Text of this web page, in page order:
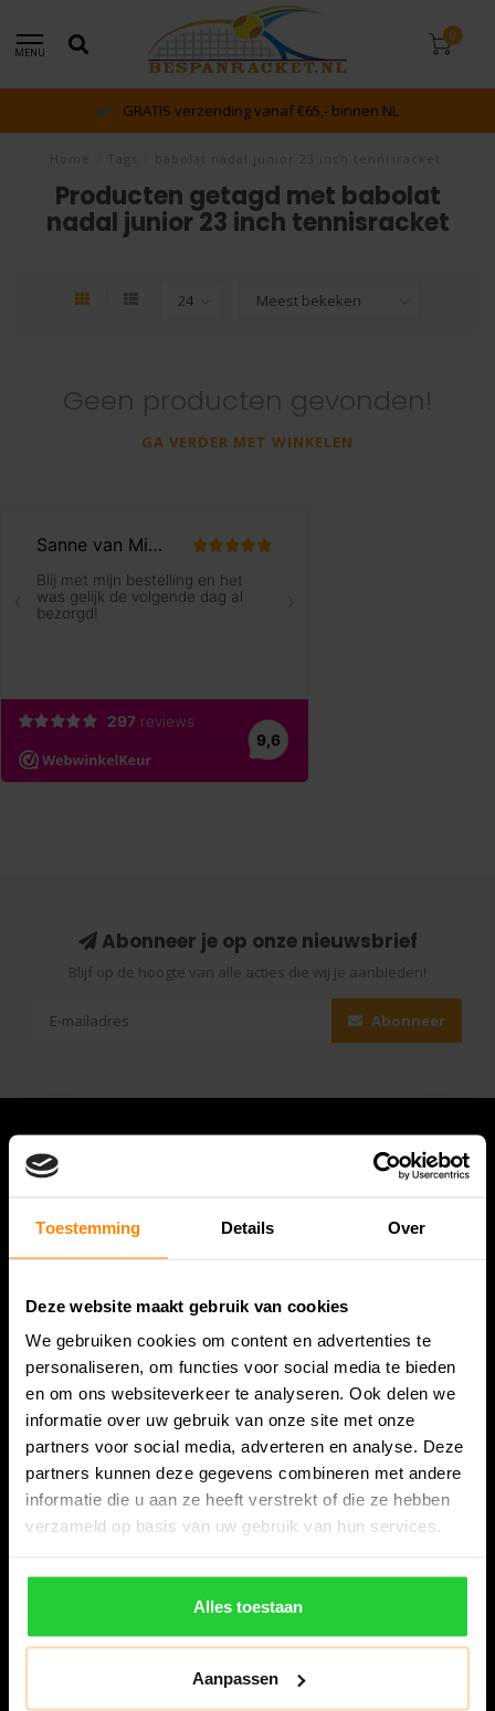
Toestemming Details Over
Deze website maakt gebruik van cookies
We gebruiken cookies om content en advertenties te
personaliseren, om functies voor social media te bieden
en om ons websiteverkeer te analyseren. Ook delen we
informatie over uw gebruik van onze site met onze
partners voor social media, adverteren en analyse. Deze
partners kunnen deze gegevens combineren met andere
informatie die u aan ze heeft verstrekt of die ze hebben
verzameld op basis van uw gebruik van hun services.
Alles toestaan
Aanpassen
MENU
0
GRATIS verzending vanaf €65,- binnen NL
Producten getagd met babolat
nadal junior 23 inch tennisracket
Geen producten gevonden!
GA VERDER MET WINKELEN
Abonneer je op onze nieuwsbrief
Blijf op de hoogte van alle acties die wij je aanbieden!
Abonneer
Bespanracket.nl is dé racketspecialist van Lelystad en
omstreken.
Snijdersstraat 6
8224 AA Lelystad
Nederland
06-57276080
info@bespanracket.nl